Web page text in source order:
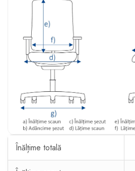
Înălțime totală